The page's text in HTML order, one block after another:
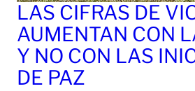
LAS CIFRAS DE
AUMENTAN CON
Y NO CON LAS
DE PAZ